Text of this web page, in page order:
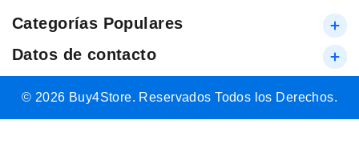
Categorías Populares
Datos de contacto
© 2026 Buy4Store. Reservados Todos los Derechos.